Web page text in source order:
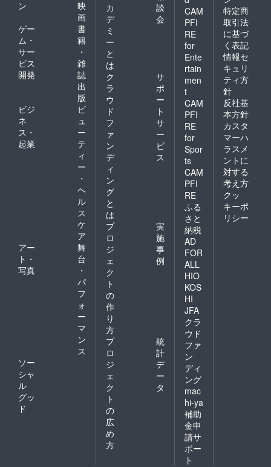
ン
映
画
ゲー
ム・
サー
ビス
開発
書
籍
・
雑
誌
出
版
ビジ
ネ
ス・
起業
ビ
ュ
ー
テ
ィ
ー
・
ヘ
ル
ス
ケ
ア
アー
ト・
写真
舞
台
・
パ
フ
ォ
ー
マ
ン
ス
ソー
シャ
ル
グッ
ド
カ
デ
ミ
ー
と
は
談
会
ク
ラ
ウ
ド
フ
ァ
ン
デ
ィ
ン
グ
と
は
サ
ポ
ー
ト
サ
ー
ビ
ス
プ
ロ
ジ
ェ
ク
ト
の
作
り
方
実
施
事
例
プ
ロ
ジ
ェ
ク
ト
の
広
め
方
統
計
デ
ー
タ
CAM
PFI
RE
for
Ente
rtain
men
t
CAM
PFI
RE
for
Spor
ts
CAM
PFI
RE
ふる
さと
納税
AD
FOR
ALL
HIO
KOS
HI
JFA
クラ
ウド
ファ
ン
ディ
ング
mac
hi-ya
補助
金申
請サ
ポー
ト
特定商
取引法
に基づ
く表記
情報セ
キュリ
ティ方
針
反社基
本方針
カスタ
マーハ
ラスメ
ントに
対する
考え方
クッ
キーポ
リシー